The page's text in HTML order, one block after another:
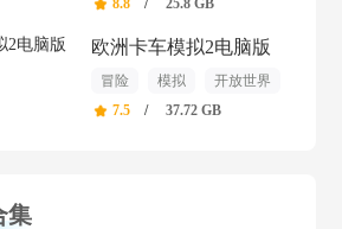
8.8
/ 25.8 GB
欧洲卡车模拟2电脑版
冒险 模拟
开放世界
7.5
/ 37.72 GB
集